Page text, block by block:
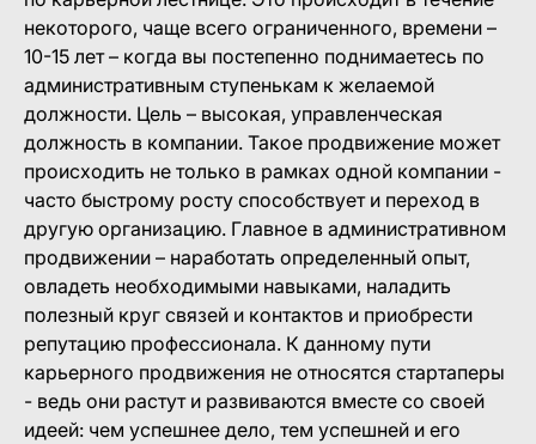
некоторого, чаще всего ограниченного, времени –
10-15 лет – когда вы постепенно поднимаетесь по
административным ступенькам к желаемой
должности. Цель – высокая, управленческая
должность в компании. Такое продвижение может
происходить не только в рамках одной компании -
часто быстрому росту способствует и переход в
другую организацию. Главное в административном
продвижении – наработать определенный опыт,
овладеть необходимыми навыками, наладить
полезный круг связей и контактов и приобрести
репутацию профессионала. К данному пути
карьерного продвижения не относятся стартаперы
- ведь они растут и развиваются вместе со своей
идеей: чем успешнее дело, тем успешней и его